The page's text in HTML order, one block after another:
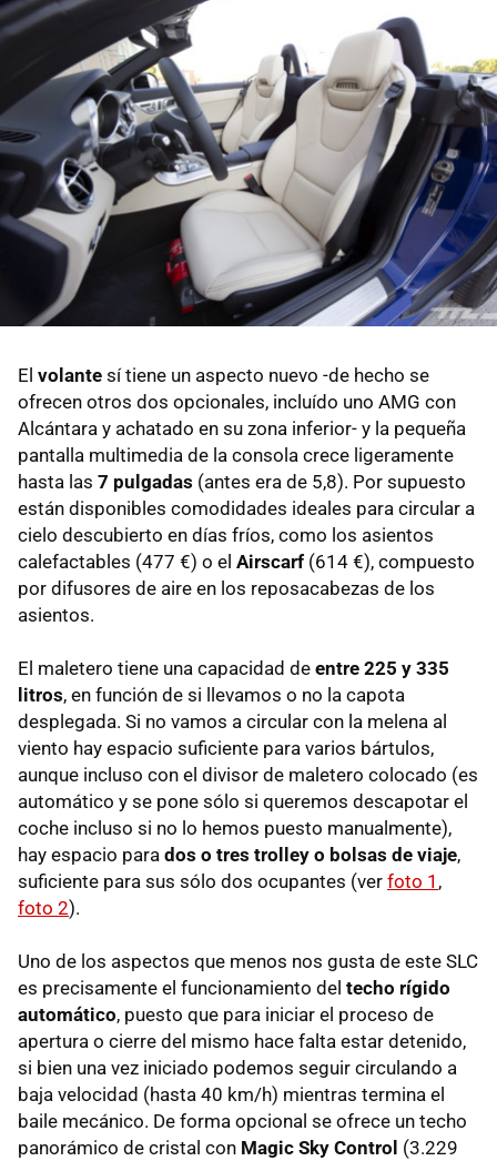
El volante sí tiene un aspecto nuevo -de hecho se
ofrecen otros dos opcionales, incluído uno AMG con
Alcántara y achatado en su zona inferior- y la pequeña
pantalla multimedia de la consola crece ligeramente
hasta las 7 pulgadas (antes era de 5,8). Por supuesto
están disponibles comodidades ideales para circular a
cielo descubierto en días fríos, como los asientos
calefactables (477 €) o el Airscarf (614 €), compuesto
por difusores de aire en los reposacabezas de los
asientos.
El maletero tiene una capacidad de entre 225 y 335
litros, en función de si llevamos o no la capota
desplegada. Si no vamos a circular con la melena al
viento hay espacio suficiente para varios bártulos,
aunque incluso con el divisor de maletero colocado (es
automático y se pone sólo si queremos descapotar el
coche incluso si no lo hemos puesto manualmente),
hay espacio para dos o tres trolley o bolsas de viaje,
suficiente para sus sólo dos ocupantes (ver foto 1 ,
foto 2).
Uno de los aspectos que menos nos gusta de este SLC
es precisamente el funcionamiento del techo rígido
automático, puesto que para iniciar el proceso de
apertura o cierre del mismo hace falta estar detenido,
si bien una vez iniciado podemos seguir circulando a
baja velocidad (hasta 40 km/h) mientras termina el
baile mecánico. De forma opcional se ofrece un techo
panorámico de cristal con Magic Sky Control (3.229